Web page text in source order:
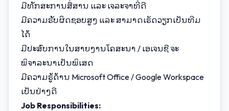
ມີທັກສະການສື່ສານ ແລະ ເຈລະຈາທີ່ດີ
ມີຄວາມຮັບຜິດຊອບສູງ ແລະ ສາມາດເຮັດວຽກເປັນທີມ
ໄດ້
ມີປະສົບການໃນສາຍງານໂຄສະນາ / ເອເຈນຊີ ຈະ
ພິຈາລະນາເປັນພິເສດ
ມີຄວາມຮູ້ດ້ານ Microsoft Office / Google Workspace
ເປັນຢ່າງດີ
Job Responsibilities: